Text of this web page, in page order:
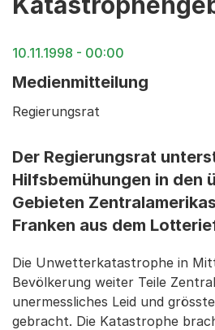
10.11.1998 - 00:00
Medienmitteilung
Regierungsrat
Der Regierungsrat
Hilfsbemühungen in den
Gebieten
Franken aus dem
Die Unwetterkatastrophe in
Bevölkerung weiter Teile
unermessliches Leid und
gebracht. Die Katastrophe